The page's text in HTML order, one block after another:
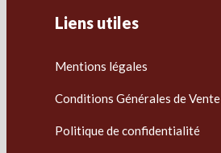
Liens utiles
Mentions légales
Conditions Générales de Vente
Politique de confidentialité